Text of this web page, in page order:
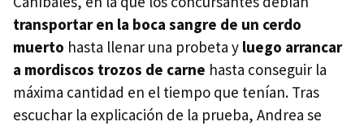
transportar en la boca sangre de un cerdo
muerto hasta llenar una probeta y luego arrancar
a mordiscos trozos de carne hasta conseguir la
máxima cantidad en el tiempo que tenían. Tras
escuchar la explicación de la prueba, Andrea se